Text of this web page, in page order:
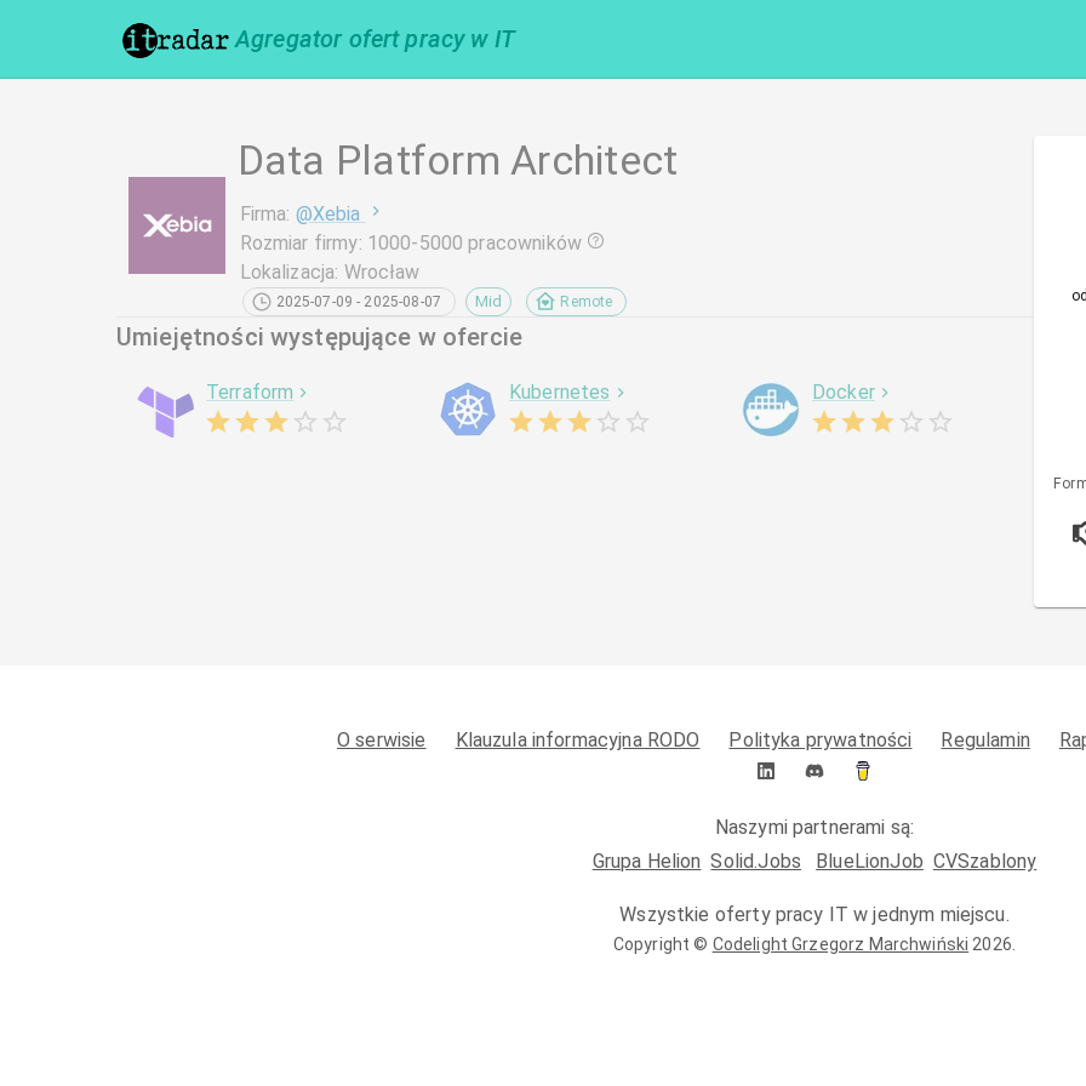
Agregator ofert pracy w IT
Data Platform Architect
Firma: @Xebia
Rozmiar firmy: 1000-5000 pracowników
Lokalizacja: Wrocław
2025-07-09 - 2025-08-07 Mid Remote
Umiejętności występujące w ofercie
Terraform Kubernetes Docker
od
O serwisie Klauzula informacyjna RODO Polityka prywatności Regulamin
Naszymi partnerami są:
Grupa Helion Solid.Jobs BlueLionJob CVSzablony
Wszystkie oferty pracy IT w jednym miejscu.
Copyright © Codelight Grzegorz Marchwiński 2026